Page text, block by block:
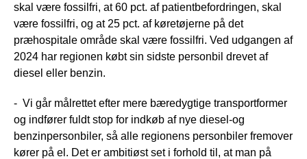
skal være fossilfri, at 60 pct. af patientbefordringen, skal
være fossilfri, og at 25 pct. af køretøjerne på det
præhospitale område skal være fossilfri. Ved udgangen af
2024 har regionen købt sin sidste personbil drevet af
diesel eller benzin.
- Vi går målrettet efter mere bæredygtige transportformer
og indfører fuldt stop for indkøb af nye diesel-og
benzinpersonbiler, så alle regionens personbiler fremover
kører på el. Det er ambitiøst set i forhold til, at man på